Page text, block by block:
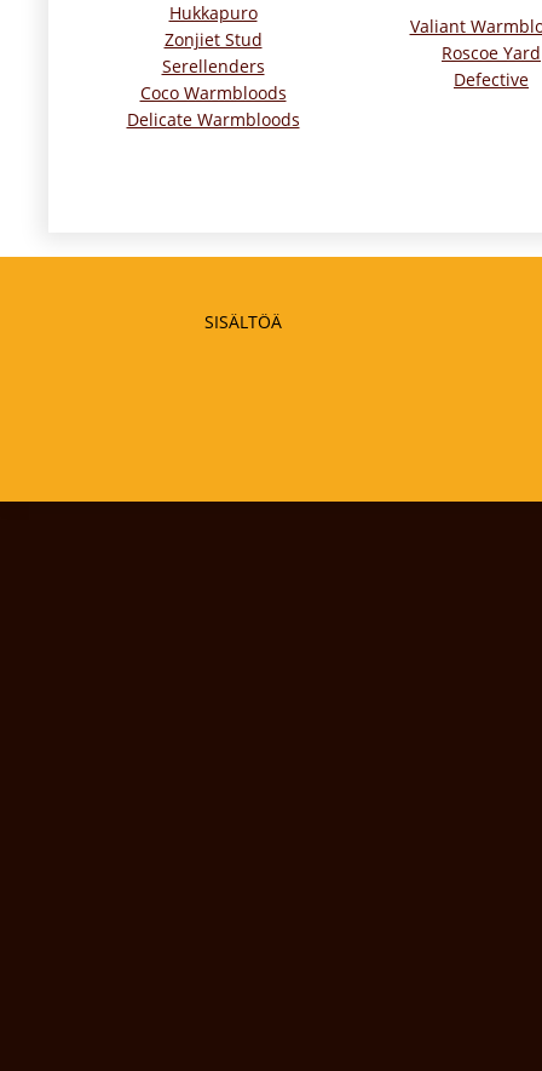
Hukkapuro
Zonjiet Stud
Serellenders
Coco Warmbloods
Delicate Warmbloods
Valiant
Roscoe Yard
Defective
SISÄLTÖÄ